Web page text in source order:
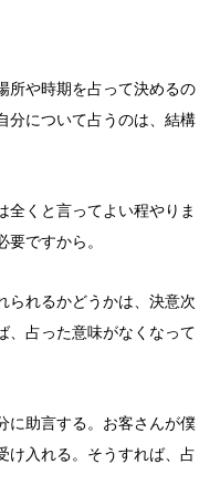
所や時期を占って決めるの
分について占うのは、結構
全くと言ってよい程やりま
ですから。
られるかどうかは、決意次
、占った意味がなくなって
に助言する。お客さんが僕
け入れる。そうすれば、占